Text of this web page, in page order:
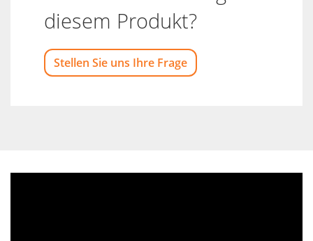
diesem Produkt?
Stellen Sie uns Ihre Frage